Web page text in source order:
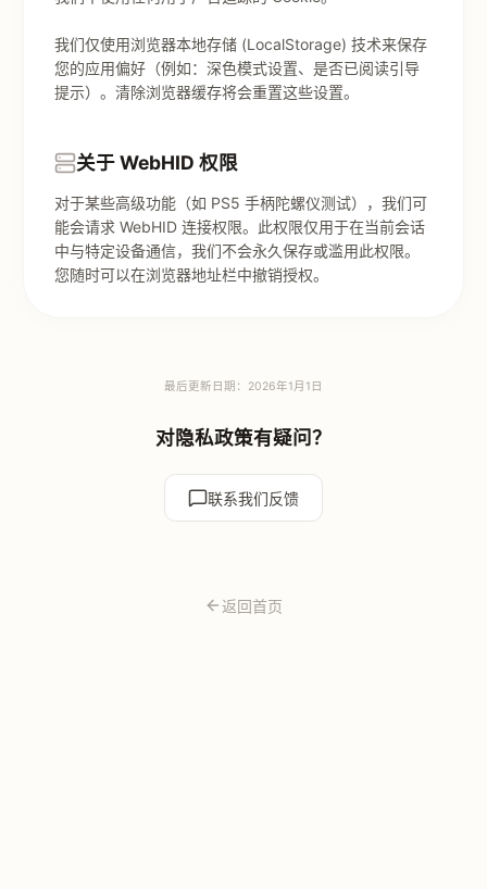
我们仅使用浏览器本地存储 (LocalStorage) 技术来保存
您的应用偏好（例如：深色模式设置、是否已阅读引导
提示）。清除浏览器缓存将会重置这些设置。
关于 WebHID 权限
对于某些高级功能（如 PS5 手柄陀螺仪测试），我们可
能会请求 WebHID 连接权限。此权限仅用于在当前会话
中与特定设备通信，我们不会永久保存或滥用此权限。
您随时可以在浏览器地址栏中撤销授权。
最后更新日期：2026年1月1日
对隐私政策有疑问？
联系我们反馈
返回首页